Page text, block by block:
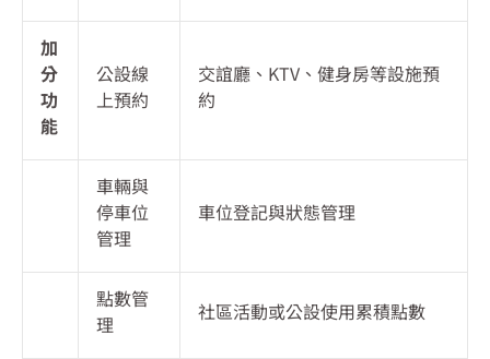
加
分
功
能
公設線
上預約
交誼廳、KTV、健身房等設施預
約
車輛與
停車位
管理
車位登記與狀態管理
點數管
理
社區活動或公設使用累積點數